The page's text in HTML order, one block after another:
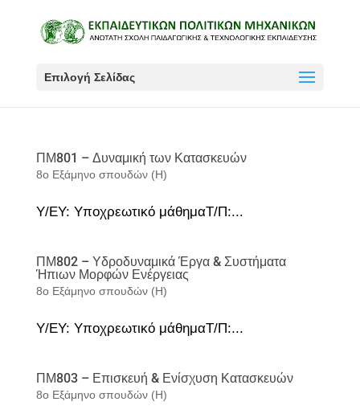
Επιλογή Σελίδας
ΠΜ801 – Δυναμική των Κατασκευών
8ο Εξάμηνο σπουδών (Η)
Υ/ΕΥ: Υποχρεωτικό μάθημαΤ/Π:...
ΠΜ802 – Υδροδυναμικά Έργα & Συστήματα
Ήπιων Μορφών Ενέργειας
8ο Εξάμηνο σπουδών (Η)
Υ/ΕΥ: Υποχρεωτικό μάθημαΤ/Π:...
ΠΜ803 – Επισκευή & Ενίσχυση Κατασκευών
8ο Εξάμηνο σπουδών (Η)